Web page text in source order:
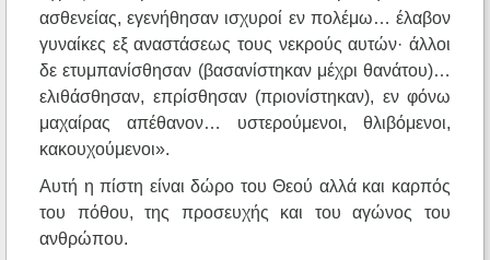
ασθενείας, εγενήθησαν ισχυροί εν πολέμω… έλαβον
γυναίκες εξ αναστάσεως τους νεκρούς αυτών· άλλοι
δε ετυμπανίσθησαν (βασανίστηκαν μέχρι θανάτου)…
ελιθάσθησαν, επρίσθησαν (πριονίστηκαν), εν φόνω
μαχαίρας απέθανον… υστερούμενοι, θλιβόμενοι,
κακουχούμενοι».
Αυτή η πίστη είναι δώρο του Θεού αλλά και καρπός
του πόθου, της προσευχής και του αγώνος του
ανθρώπου.